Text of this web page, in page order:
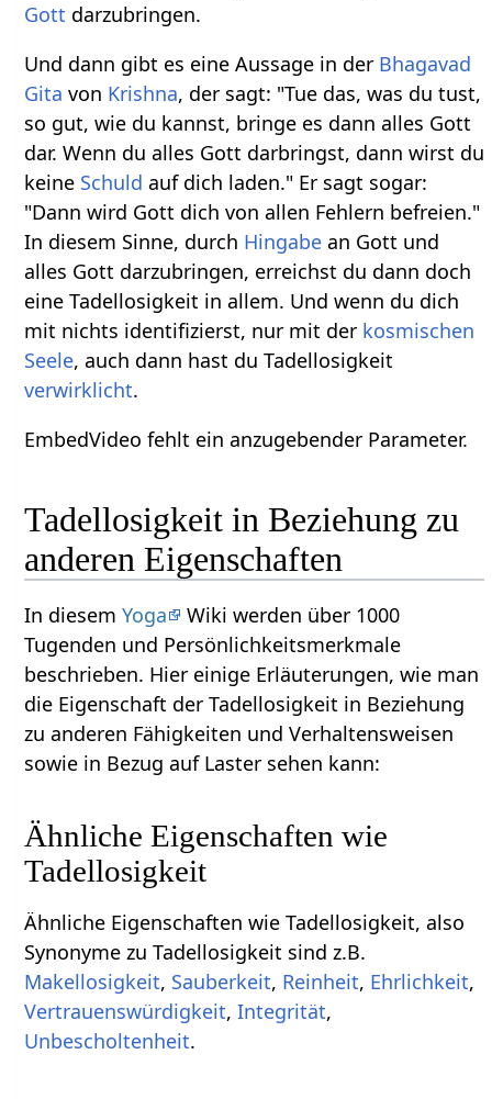
Gott darzubringen.
Und dann gibt es eine Aussage in der Bhagavad
Gita von Krishna, der sagt: "Tue das, was du tust,
so gut, wie du kannst, bringe es dann alles Gott
dar. Wenn du alles Gott darbringst, dann wirst du
keine Schuld auf dich laden." Er sagt sogar:
"Dann wird Gott dich von allen Fehlern befreien."
In diesem Sinne, durch Hingabe an Gott und
alles Gott darzubringen, erreichst du dann doch
eine Tadellosigkeit in allem. Und wenn du dich
mit nichts identifizierst, nur mit der kosmischen
Seele, auch dann hast du Tadellosigkeit
verwirklicht.
EmbedVideo fehlt ein anzugebender Parameter.
Tadellosigkeit in Beziehung zu
anderen Eigenschaften
In diesemYoga
Wiki werden über 1000
Tugenden und Persönlichkeitsmerkmale
beschrieben. Hier einige Erläuterungen, wie man
die Eigenschaft der Tadellosigkeit in Beziehung
zu anderen Fähigkeiten und Verhaltensweisen
sowie in Bezug auf Laster sehen kann:
Ähnliche Eigenschaften wie
Tadellosigkeit
Ähnliche Eigenschaften wie Tadellosigkeit, also
Synonyme zu Tadellosigkeit sind z.B.
Makellosigkeit, Sauberkeit, Reinheit, Ehrlichkeit,
Vertrauenswürdigkeit,Integrität,
Unbescholtenheit.